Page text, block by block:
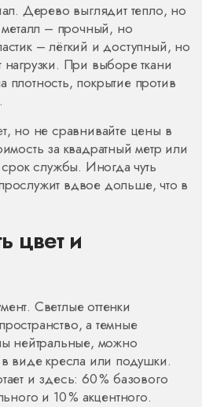
Дерево выглядит тепло, но
металл – прочный, но
– лёгкий и доступный, но
При выборе ткани
покрытие против
но не сравнивайте цены в
за квадратный метр или
службы. Иногда чуть
вдвое дольше, что в
цвет и
Светлые оттенки
а темные
нейтральные, можно
виде кресла или подушки.
и здесь: 60 % базового
и 10 % акцентного.